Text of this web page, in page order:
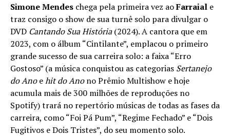
Simone Mendes chega pela primeira vez aoFarraial e
traz consigo o show de sua turnê solo para divulgar o
DVD Cantando Sua História(2024). A cantora que em
2023, com o álbum “Cintilante”, emplacou o primeiro
grande sucesso de sua carreira solo: a faixa “Erro
Gostoso” (a música conquistou as categorias Sertanejo
do Anoehit do Anono Prêmio Multishow e hoje
acumula mais de 300 milhões de reproduções no
Spotify) trará no repertório músicas de todas as fases da
carreira, como “Foi Pá Pum”, “Regime Fechado” e “Dois
Fugitivos e Dois Tristes”, do seu momento solo.